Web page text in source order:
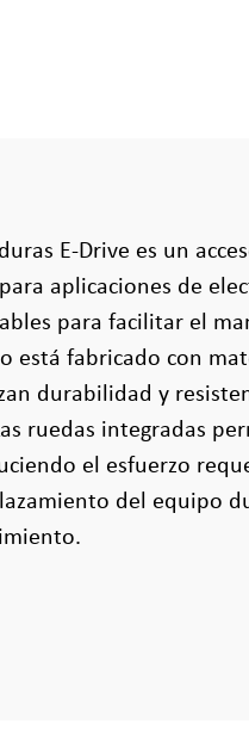
E-Drive es un
aplicaciones de
para facilitar el
está fabricado con
durabilidad y
ruedas integradas
el esfuerzo
del equipo